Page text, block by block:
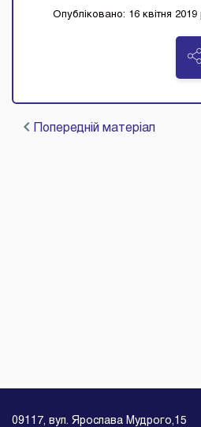
Опубліковано: 16 квітня 2019
Попередній матеріал
09117, вул. Ярослава Мудрого,15